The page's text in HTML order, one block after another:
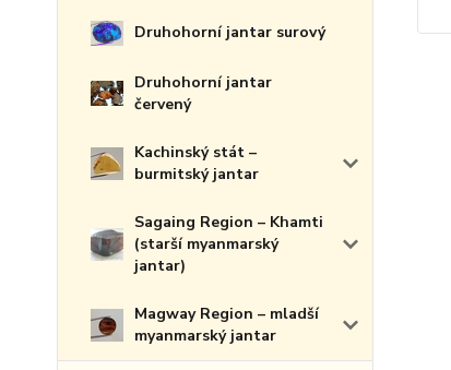
Druhohorní jantar surový
Druhohorní jantar
červený
Kachinský stát –
burmitský jantar
Sagaing Region – Khamti
(starší myanmarský
jantar)
Magway Region – mladší
myanmarský jantar